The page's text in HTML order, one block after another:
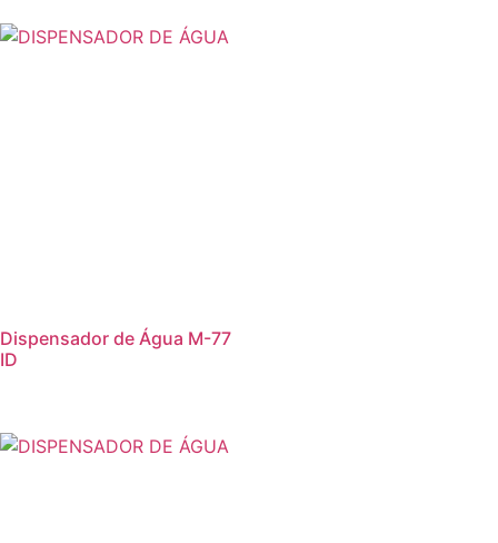
Dispensador de Água M-77
ID